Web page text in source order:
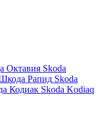
Skoda
Skoda
Skoda Kodiaq